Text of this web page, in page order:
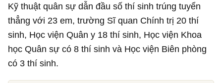
Kỹ thuật quân sự dẫn đầu số thí sinh trúng tuyển
thẳng với 23 em, trường Sĩ quan Chính trị 20 thí
sinh, Học viện Quân y 18 thí sinh, Học viện Khoa
học Quân sự có 8 thí sinh và Học viện Biên phòng
có 3 thí sinh.